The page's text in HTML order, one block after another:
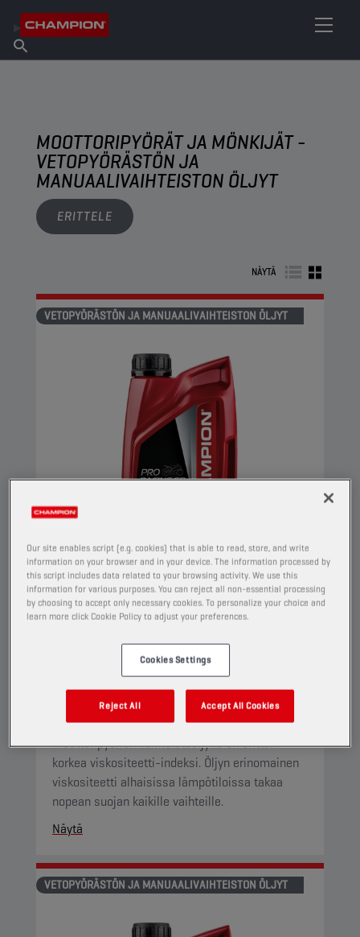
Tietoa Championista
Etsi myyntipiste
MOOTTORIPYÖRÄT JA MÖNKIJÄT -
VETOPYÖRÄSTÖN JA
MANUAALIVAIHTEISTON ÖLJYT
ERITTELE
NÄYTÄ
VETOPYÖRÄSTÖN JA MANUAALIVAIHTEISTON ÖLJYT
CHAMPIONPRORACING GP
4T TRANSMISSION OIL
TUOTE:2150
Tällä edistyksellisellä synteettisellä
moottoripyörien vaihteistoöljyllä on erittäin
korkea viskositeetti-indeksi. Öljyn erinomainen
viskositeetti alhaisissa lämpötiloissa takaa
nopean suojan kaikille vaihteille.
Näytä
VETOPYÖRÄSTÖN JA MANUAALIVAIHTEISTON ÖLJYT
Our site enables script (e.g. cookies) that is able to read, store, and write
information on your browser and in your device. The information processed by
this script includes data related to your browsing activity. We use this
information for various purposes. You can reject all non-essential processing
by choosing to accept only necessary cookies. To personalize your choice and
learn more click Cookie Policy to adjust your preferences.
Cookies Settings
Reject All Accept All Cookies